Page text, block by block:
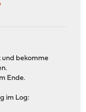
und bekomme
Ende.
im Log: